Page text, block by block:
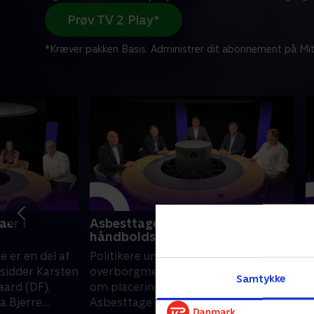
Samtykke
Prøv TV 2 Play*
*Kræver pakken Basis. Administrer dit abonnement på Mit
i
er en del af
Karsten
(DF),
Bjerre
Asbesttage og
håndboldslutrunder
Politikere undsiger
overborgmesteren i håndboldsnak
om placering af nationalstadion.
Asbesttage er også blandt emnerne i